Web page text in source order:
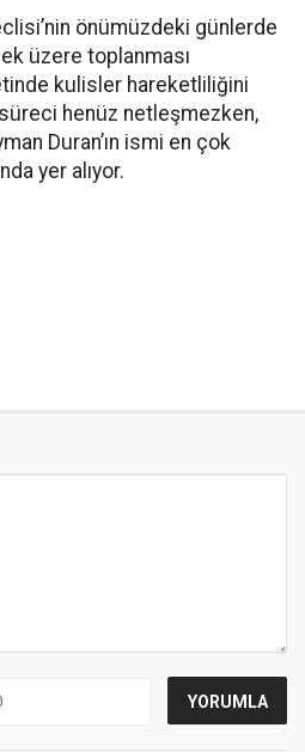
önümüzdeki günlerde
üzere toplanması
kulisler hareketliliğini
henüz netleşmezken,
Duran’ın ismi en çok
yer alıyor.